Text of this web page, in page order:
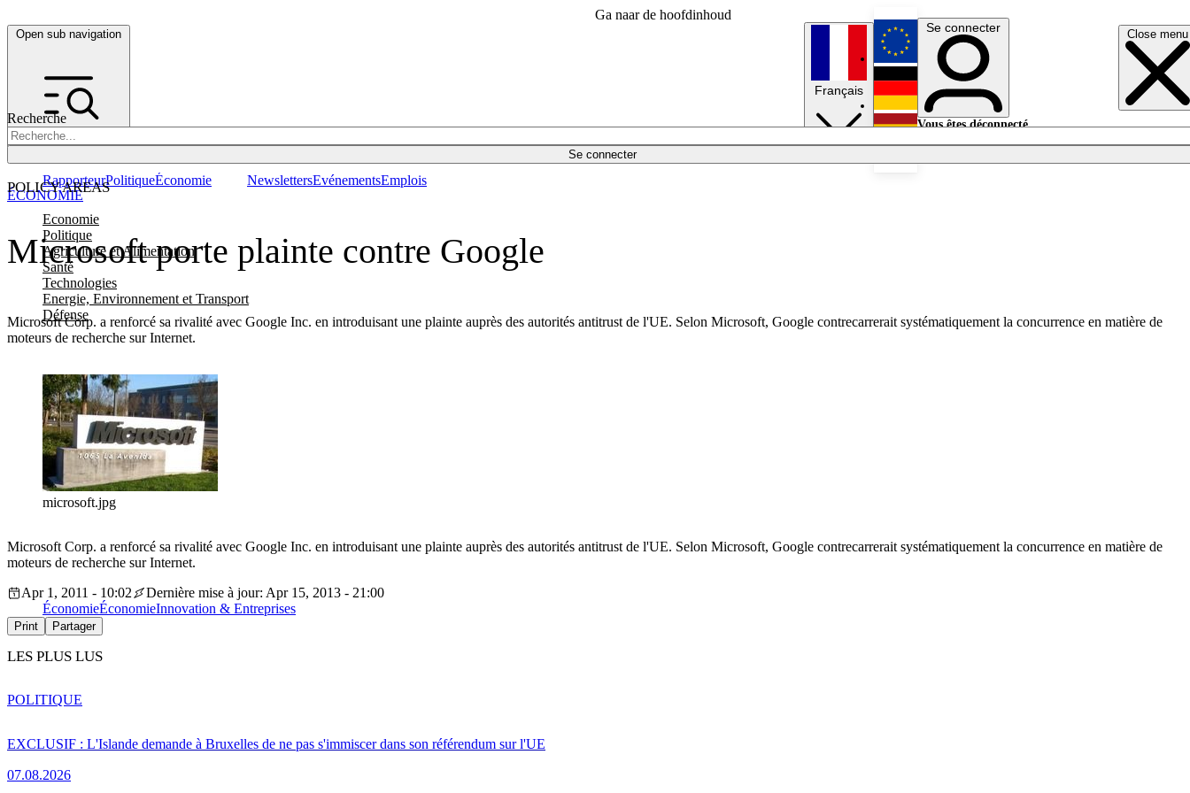
Ga naar de hoofdinhoud
Open sub navigation Close menu
Recherche
Se connecter
POLICY AREAS
Economie
Politique
Agriculture et Alimentation
Santé
Technologies
Energie, Environnement et Transport
Défense
RapporteurPolitiqueÉconomie NewslettersEvénementsEmplois
Français
English
Deutsch
Se connecter
Vous êtes déconnecté.
Microsoft porte plainte contre Google
Microsoft Corp. a renforcé sa rivalité avec Google Inc. en introduisant une plainte auprès des autorités antitrust de l'UE. Selon Microsoft, Google contrecarrerait systématiquement la concurrence en matière de
moteurs de recherche sur Internet.
ÉCONOMIE
microsoft.jpg
Microsoft Corp. a renforcé sa rivalité avec Google Inc. en introduisant une plainte auprès des autorités antitrust de l'UE. Selon Microsoft, Google contrecarrerait systématiquement la concurrence en matière de
moteurs de recherche sur Internet.
Apr 1, 2011 - 10:02
Dernière mise à jour: Apr 15, 2013 - 21:00
ÉconomieÉconomieInnovation & Entreprises
Print Partager
LES PLUS LUS
EXCLUSIF : L'Islande demande à Bruxelles de ne pas s'immiscer dans son référendum sur l'UE
07.08.2026
POLITIQUE